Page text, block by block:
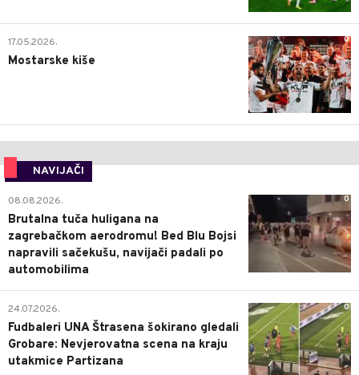
0
17.05.2026.
Mostarske kiše
NAVIJAČI
0
08.08.2026.
Brutalna tuča huligana na
zagrebačkom aerodromu! Bed Blu Bojsi
napravili sačekušu, navijači padali po
automobilima
0
24.07.2026.
Fudbaleri UNA Štrasena šokirano gledali
Grobare: Nevjerovatna scena na kraju
utakmice Partizana